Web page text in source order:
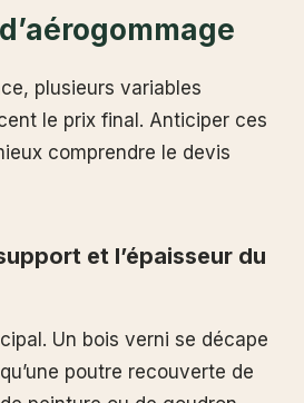
plusieurs variables
le prix final. Anticiper ces
comprendre le devis
et l’épaisseur du
Un bois verni se décape
poutre recouverte de